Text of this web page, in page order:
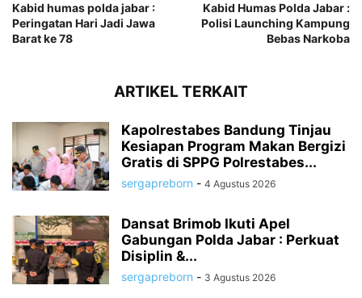
Kabid humas polda jabar :
Peringatan Hari Jadi Jawa
Barat ke 78
Kabid Humas Polda Jabar :
Polisi Launching Kampung
Bebas Narkoba
ARTIKEL TERKAIT
Kapolrestabes Bandung Tinjau
Kesiapan Program Makan Bergizi
Gratis di SPPG Polrestabes...
sergapreborn - 4 Agustus 2026
Dansat Brimob Ikuti Apel
Gabungan Polda Jabar : Perkuat
Disiplin &...
sergapreborn - 3 Agustus 2026